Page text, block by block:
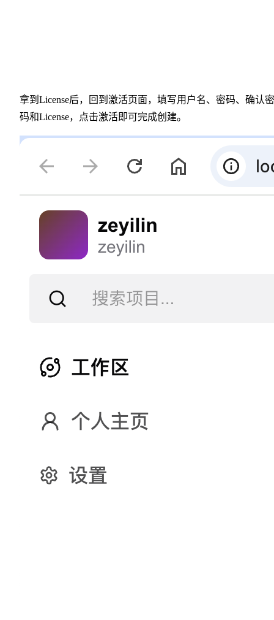
拿到License后，回到激活页面，填写用户名、密码、确认密
码和License，点击激活即可完成创建。